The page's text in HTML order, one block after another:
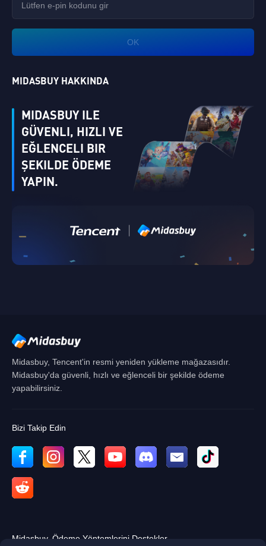
OK
MIDASBUY HAKKINDA
MIDASBUY ILE
GÜVENLI, HIZLI VE
EĞLENCELI BIR
ŞEKILDE ÖDEME
YAPIN.
Midasbuy, Tencent'in resmi yeniden yükleme mağazasıdır.
Midasbuy'da güvenli, hızlı ve eğlenceli bir şekilde ödeme
yapabilirsiniz.
Bizi Takip Edin
Midasbuy, Ödeme Yöntemlerini Destekler.